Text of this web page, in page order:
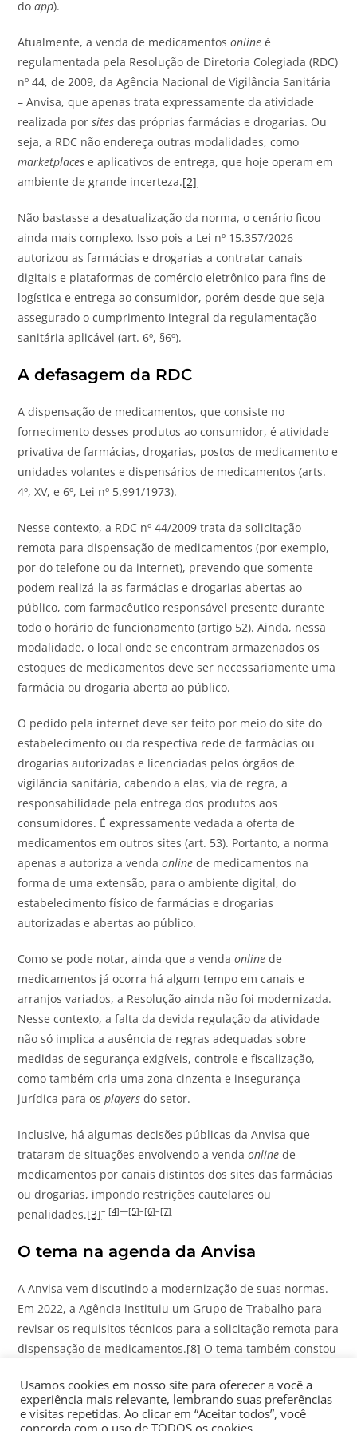
doapp).
Atualmente, a venda de medicamentosonlineé
regulamentada pela Resolução de Diretoria Colegiada (RDC)
nº 44, de 2009, da Agência Nacional de Vigilância Sanitária
– Anvisa, que apenas trata expressamente da atividade
realizada porsitesdas próprias farmácias e drogarias. Ou
seja, a RDC não endereça outras modalidades, como
marketplacese aplicativos de entrega, que hoje operam em
ambiente de grande incerteza.[2]
Não bastasse a desatualização da norma, o cenário ficou
ainda mais complexo. Isso pois a Lei nº 15.357/2026
autorizou as farmácias e drogarias a contratar canais
digitais e plataformas de comércio eletrônico para fins de
logística e entrega ao consumidor, porém desde que seja
assegurado o cumprimento integral da regulamentação
sanitária aplicável (art. 6º, §6º).
A defasagem da RDC
A dispensação de medicamentos, que consiste no
fornecimento desses produtos ao consumidor, é atividade
privativa de farmácias, drogarias, postos de medicamento e
unidades volantes e dispensários de medicamentos (arts.
4º, XV, e 6º, Lei nº 5.991/1973).
Nesse contexto, a RDC nº 44/2009 trata da solicitação
remota para dispensação de medicamentos (por exemplo,
por do telefone ou da internet), prevendo que somente
podem realizá-la as farmácias e drogarias abertas ao
público, com farmacêutico responsável presente durante
todo o horário de funcionamento (artigo 52). Ainda, nessa
modalidade, o local onde se encontram armazenados os
estoques de medicamentos deve ser necessariamente uma
farmácia ou drogaria aberta ao público.
O pedido pela internet deve ser feito por meio do site do
estabelecimento ou da respectiva rede de farmácias ou
drogarias autorizadas e licenciadas pelos órgãos de
vigilância sanitária, cabendo a elas, via de regra, a
responsabilidade pela entrega dos produtos aos
consumidores. É expressamente vedada a oferta de
medicamentos em outros sites (art. 53). Portanto, a norma
apenas a autoriza a vendaonlinede medicamentos na
forma de uma extensão, para o ambiente digital, do
estabelecimento físico de farmácias e drogarias
autorizadas e abertas ao público.
Como se pode notar, ainda que a vendaonlinede
medicamentos já ocorra há algum tempo em canais e
arranjos variados, a Resolução ainda não foi modernizada.
Nesse contexto, a falta da devida regulação da atividade
não só implica a ausência de regras adequadas sobre
medidas de segurança exigíveis, controle e fiscalização,
como também cria uma zona cinzenta e insegurança
jurídica para osplayersdo setor.
Inclusive, há algumas decisões públicas da Anvisa que
trataram de situações envolvendo a vendaonlinede
medicamentos por canais distintos dos sites das farmácias
ou drogarias, impondo restrições cautelares ou
penalidades.[3]– [4]—[5]–[6]–[7]
O tema na agenda da Anvisa
A Anvisa vem discutindo a modernização de suas normas.
Em 2022, a Agência instituiu um Grupo de Trabalho para
revisar os requisitos técnicos para a solicitação remota para
dispensação de medicamentos.[8] O tema também constou
Anvisa.[9]
Todavia, para a agenda regulatória 2026-2027, [10]
Usamos cookies em nosso site para oferecer a você a
experiência mais relevante, lembrando suas preferências
e visitas repetidas. Ao clicar em “Aceitar todos”, você
concorda com o uso de TODOS os cookies..